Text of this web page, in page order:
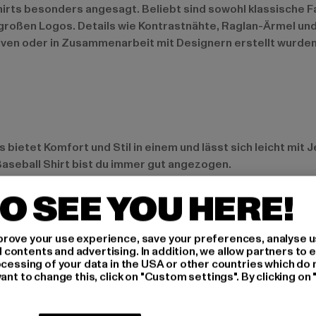
besonders angesagt. Beliebt sind sowohl klassische
Logos. Details wie Kontrastnähte, Raglan-Ärmel
oder in Zusammenarbeit mit Designern erstellt
bietet Komfort und Stil in einem und lässt sich leicht mit
Shirt bist du immer gut angezogen.
Highlight. Kombiniere es mit oversized Hoodies,
als Teil eines sportlichen Outfits kann das Baseball
SEE YOU HERE!
your use experience, save your preferences, analyse
and advertising. In addition, we allow partners to
of your data in the USA or other countries which do
to change this, click on "Custom settings". By clicking